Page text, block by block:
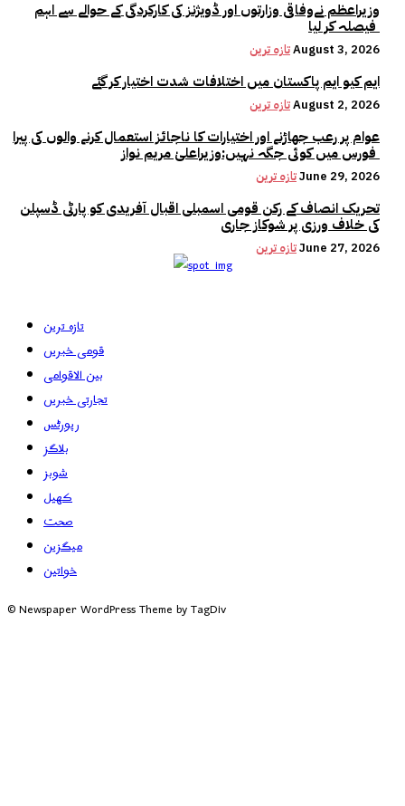
وزیراعظم نےوفاقی وزارتوں اور ڈویژنز کی کارکردگی کے حوالے سے اہم
تازہ ترینAugust 3, 2026
ایم کیو ایم پاکستان میں اختلافات شدت اختیار کر گئے
تازہ ترینAugust 2, 2026
عوام پر رعب جھاڑنے اور اختیارات کا ناجائز استعمال کرنے والوں کی پیرا
تازہ ترینJune 29, 2026
تحریک انصاف کے رکن قومی اسمبلی اقبال آفریدی کو پارٹی ڈسپلن
کی خلاف ورزی پر شوکاز جاری
تازہ ترینJune 27, 2026
تازہ ترین
قومی خبریں
بین الاقوامی
تجارتی خبریں
رپورٹس
بلاگز
شوبز
کھیل
صحت
میگزین
خواتین
© Newspaper WordPress Theme by TagDiv